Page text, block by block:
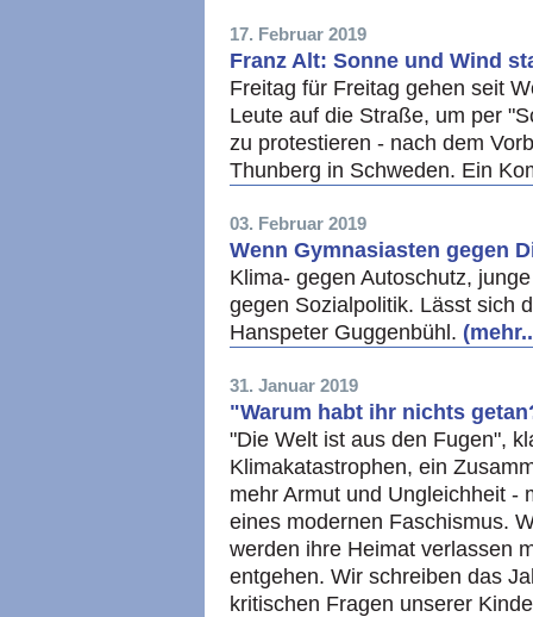
17. Februar 2019
Franz Alt: Sonne und Wind
Freitag für Freitag gehen seit
Leute auf die Straße, um per
zu protestieren - nach dem
Thunberg in Schweden. Ein
03. Februar 2019
Wenn Gymnasiasten gegen
Klima- gegen Autoschutz,
gegen Sozialpolitik. Lässt sich
Hanspeter Guggenbühl.
31. Januar 2019
"Warum habt ihr nichts
"Die Welt ist aus den Fugen",
Klimakatastrophen, ein
mehr Armut und Ungleichheit -
eines modernen Faschismus.
werden ihre Heimat verlassen
entgehen. Wir schreiben das
kritischen Fragen unserer